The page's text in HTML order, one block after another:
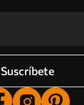
Suscríbete